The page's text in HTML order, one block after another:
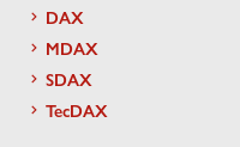
DAX
MDAX
SDAX
TecDAX